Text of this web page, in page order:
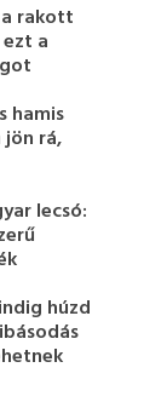
rakott
a
hamis
rá,
lecsó:
húzd